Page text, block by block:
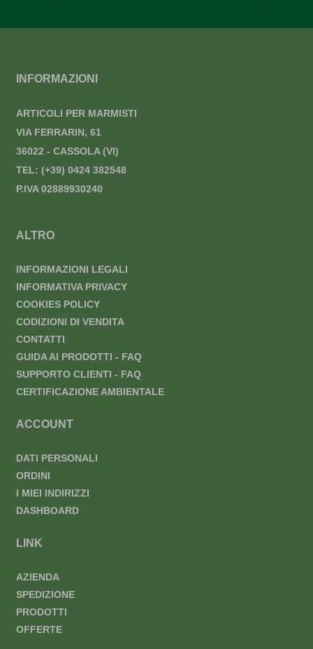
INFORMAZIONI
ARTICOLI PER MARMISTI
VIA FERRARIN, 61
36022 - CASSOLA (VI)
TEL: (+39) 0424 382548
P.IVA 02889930240
ALTRO
INFORMAZIONI LEGALI
INFORMATIVA PRIVACY
COOKIES POLICY
CODIZIONI DI VENDITA
CONTATTI
GUIDA AI PRODOTTI - FAQ
SUPPORTO CLIENTI - FAQ
CERTIFICAZIONE AMBIENTALE
ACCOUNT
DATI PERSONALI
ORDINI
I MIEI INDIRIZZI
DASHBOARD
LINK
AZIENDA
SPEDIZIONE
PRODOTTI
OFFERTE